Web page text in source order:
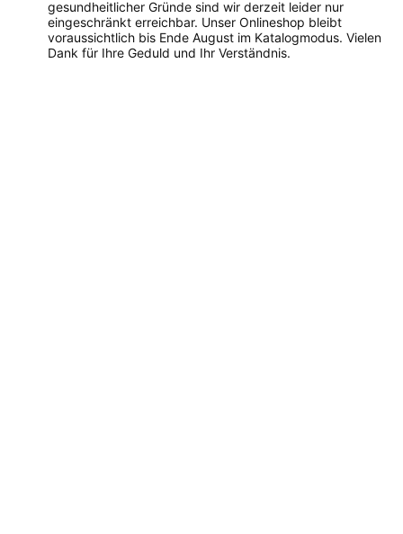
gesundheitlicher Gründe sind wir derzeit leider nur
eingeschränkt erreichbar. Unser Onlineshop bleibt
voraussichtlich bis Ende August im Katalogmodus. Vielen
Dank für Ihre Geduld und Ihr Verständnis.